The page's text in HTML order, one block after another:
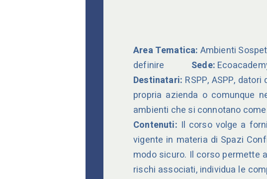
Area Tematica: Ambienti
definire Sede:
Destinatari: RSPP, ASPP,
propria azienda o comunque
ambienti che si connotano
Contenuti: Il corso volge a
vigente in materia di Spazi
modo sicuro. Il corso permette
rischi associati, individua le